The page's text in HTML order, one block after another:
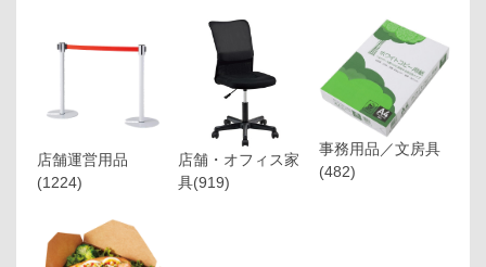
店舗運営用品
(1224)
店舗・オフィス家
具(919)
事務用品／文房具
(482)